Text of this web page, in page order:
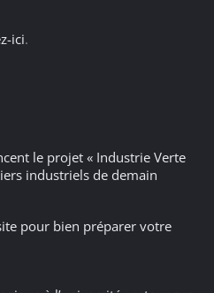
ici.
le projet « Industrie Verte
industriels de demain
pour bien préparer votre